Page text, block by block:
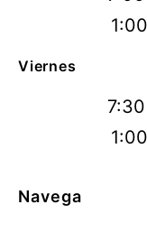
Viernes
Navega